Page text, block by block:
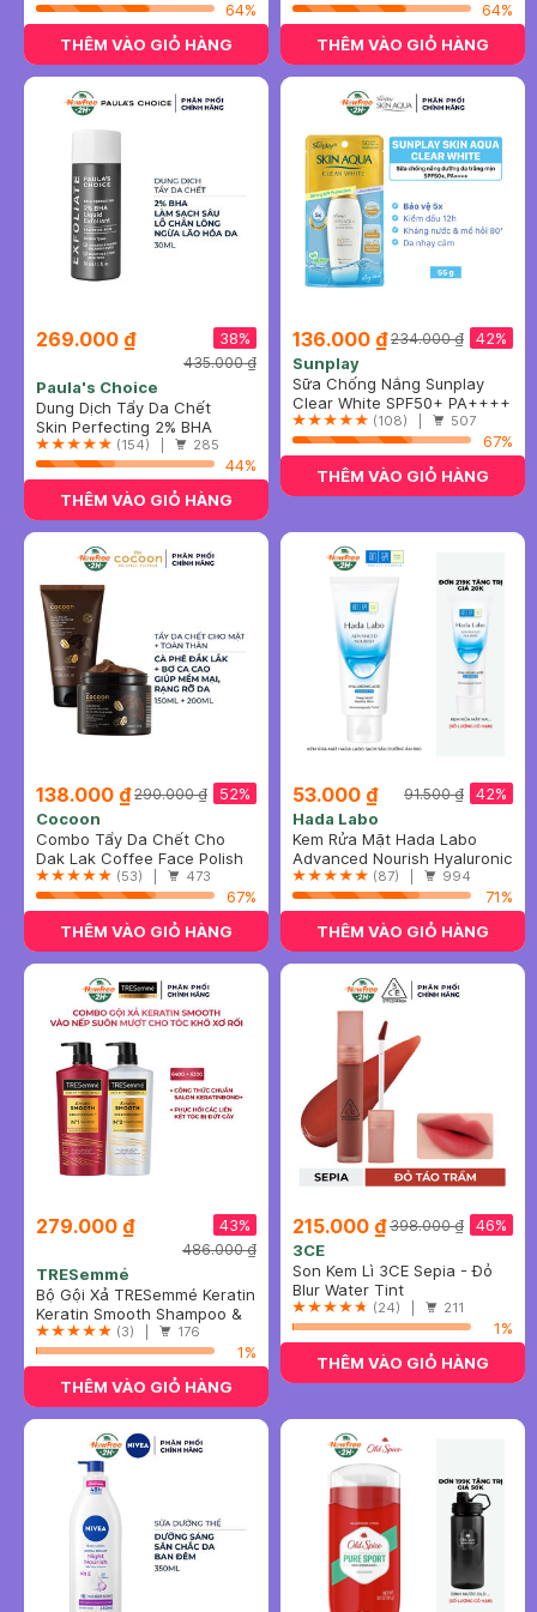
64%
THÊM VÀO GIỎ HÀNG
64%
THÊM VÀO GIỎ HÀNG
269.000 ₫ 38%
435.000 ₫
Paula's Choice
Dung Dịch Tẩy Da Chết
Paula’s Choice 2% BHA 30ml
Skin Perfecting 2% BHA
Liquid
(154) | 285
44%
THÊM VÀO GIỎ HÀNG
136.000 ₫ 42%
234.000 ₫
Sunplay
Sữa Chống Nắng Sunplay
Skin Aqua Dưỡng Da Sáng
Mịn 55g
Clear White SPF50+ PA++++
(108) | 507
67%
THÊM VÀO GIỎ HÀNG
138.000 ₫ 52%
290.000 ₫
Cocoon
Combo Tẩy Da Chết Cho
Mặt & Toàn Thân Từ Cà Phê
Đắk Lắk (150ml+200ml)
Dak Lak Coffee Face Polish
+ Body Polish(53) | 473
67%
THÊM VÀO GIỎ HÀNG
53.000 ₫ 42%
91.500 ₫
Hada Labo
Kem Rửa Mặt Hada Labo
Sạch Sâu Dưỡng Ẩm 80g
Advanced Nourish Hyaluronic
Acid Cleanser
(87) | 994
71%
THÊM VÀO GIỎ HÀNG
279.000 ₫ 43%
486.000 ₫
TRESemmé
Bộ Gội Xả TRESemmé Keratin
Vào Nếp Suôn Mượt
640g+620g
Keratin Smooth Shampoo &
Conditioner(3) | 176
1%
THÊM VÀO GIỎ HÀNG
215.000 ₫ 46%
398.000 ₫
3CE
Son Kem Lì 3CE Sepia - Đỏ
Táo Trầm 4.6g
Blur Water Tint
(24) | 211
1%
THÊM VÀO GIỎ HÀNG